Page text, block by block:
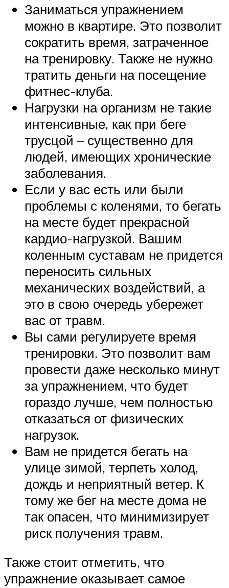
Заниматься упражнением
можно в квартире. Это позволит
сократить время, затраченное
на тренировку. Также не нужно
тратить деньги на посещение
фитнес-клуба.
Нагрузки на организм не такие
интенсивные, как при беге
трусцой – существенно для
людей, имеющих хронические
заболевания.
Если у вас есть или были
проблемы с коленями, то бегать
на месте будет прекрасной
кардио-нагрузкой. Вашим
коленным суставам не придется
переносить сильных
механических воздействий, а
это в свою очередь убережет
вас от травм.
Вы сами регулируете время
тренировки. Это позволит вам
провести даже несколько минут
за упражнением, что будет
гораздо лучше, чем полностью
отказаться от физических
нагрузок.
Вам не придется бегать на
улице зимой, терпеть холод,
дождь и неприятный ветер. К
тому же бег на месте дома не
так опасен, что минимизирует
риск получения травм.
Также стоит отметить, что
упражнение оказывает самое